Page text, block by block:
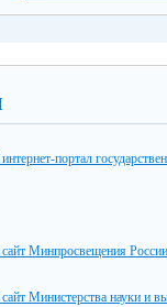
портал
Минпросвещения России
Министерства науки и